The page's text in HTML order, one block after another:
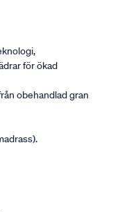
för ökad
obehandlad gran